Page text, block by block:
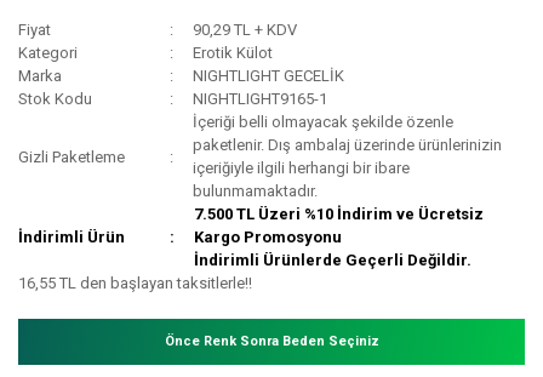
Fiyat
90,29 TL + KDV
Kategori
Erotik Külot
Marka
NIGHTLIGHT GECELİK
Stok Kodu
NIGHTLIGHT9165-1
Gizli Paketleme
İçeriği belli olmayacak şekilde özenle
paketlenir. Dış ambalaj üzerinde ürünlerinizin
içeriğiyle ilgili herhangi bir ibare
bulunmamaktadır.
İndirimli Ürün
7.500 TL Üzeri %10 İndirim ve Ücretsiz
Kargo Promosyonu
İndirimli Ürünlerde Geçerli Değildir.
16,55 TL den başlayan taksitlerle!!
Önce Renk Sonra Beden Seçiniz